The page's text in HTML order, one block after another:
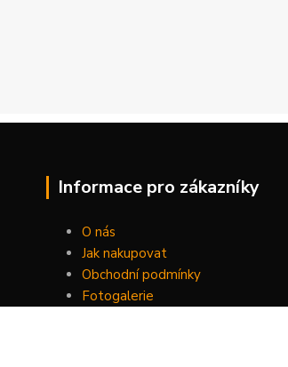
Informace pro zákazníky
O nás
Jak nakupovat
Obchodní podmínky
Fotogalerie